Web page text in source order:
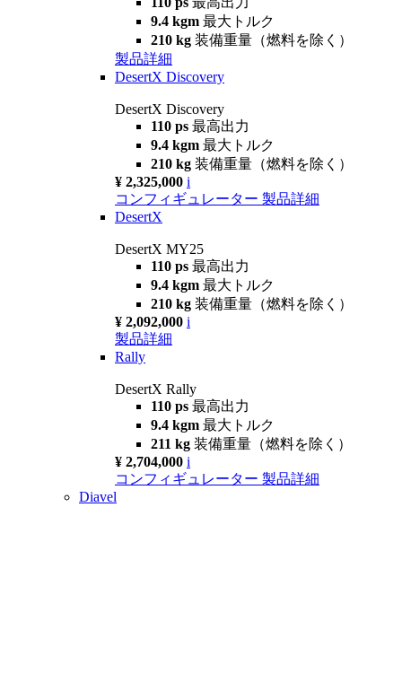
9.4 kgm 最大トルク
210 kg 装備重量（燃料を除く）
製品詳細
DesertX Discovery
DesertX Discovery
110 ps 最高出力
9.4 kgm 最大トルク
210 kg 装備重量（燃料を除く）
¥ 2,325,000 i
コンフィギュレーター 製品詳細
DesertX
DesertX MY25
110 ps 最高出力
9.4 kgm 最大トルク
210 kg 装備重量（燃料を除く）
¥ 2,092,000 i
製品詳細
Rally
DesertX Rally
110 ps 最高出力
9.4 kgm 最大トルク
211 kg 装備重量（燃料を除く）
¥ 2,704,000 i
コンフィギュレーター 製品詳細
Diavel